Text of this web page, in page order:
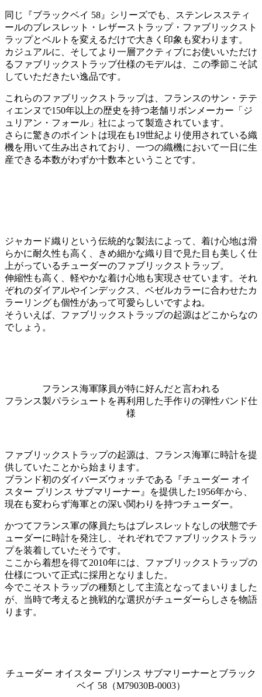
同じ『ブラックベイ 58』シリーズでも、ステンレススティ
ールのブレスレット・レザーストラップ・ファブリックスト
ラップとベルトを変えるだけで大きく印象も変わります。
カジュアルに、そしてより一層アクティブにお使いいただけ
るファブリックストラップ仕様のモデルは、この季節こそ試
していただきたい逸品です。
これらのファブリックストラップは、フランスのサン・テテ
ィエンヌで150年以上の歴史を持つ老舗リボンメーカー「ジ
ュリアン・フォール」社によって製造されています。
さらに驚きのポイントは現在も19世紀より使用されている織
機を用いて生み出されており、一つの織機において一日に生
産できる本数がわずか十数本ということです。
ジャカード織りという伝統的な製法によって、着け心地は滑
らかに耐久性も高く、きめ細かな織り目で見た目も美しく仕
上がっているチューダーのファブリックストラップ。
伸縮性も高く、軽やかな着け心地も実現させています。それ
ぞれのダイアルやインデックス、ベゼルカラーに合わせたカ
ラーリングも個性があって可愛らしいですよね。
そういえば、ファブリックストラップの起源はどこからなの
でしょう。
フランス海軍隊員が特に好んだと言われる
フランス製パラシュートを再利用した手作りの弾性バンド仕
様
ファブリックストラップの起源は、フランス海軍に時計を提
供していたことから始まります。
ブランド初のダイバーズウォッチである『チューダー オイ
スター プリンス サブマリーナー』を提供した1956年から、
現在も変わらず海軍との深い関わりを持つチューダー。
かつてフランス軍の隊員たちはブレスレットなしの状態でチ
ューダーに時計を発注し、それぞれでファブリックストラッ
プを装着していたそうです。
ここから着想を得て2010年には、ファブリックストラップの
仕様について正式に採用となりました。
今でこそストラップの種類として主流となってまいりました
が、当時で考えると挑戦的な選択がチューダーらしさを物語
ります。
チューダー オイスター プリンス サブマリーナーとブラック
ベイ 58（M79030B-0003）